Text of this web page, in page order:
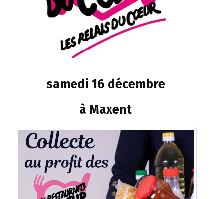
samedi 16 décembre
à Maxent